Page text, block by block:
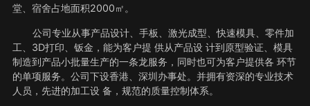
堂、宿舍占地面积2000㎡。
公司专业从事产品设计、手板、激光成型、快速模具、零件加
工、3D打印、钣金，能为客户提 供从产品设 计到原型验证、模具
制造到产品小批量生产的一条龙服务，同时也可为客户提供各 环节
的单项服务。公司下设香港、深圳办事处。并拥有资深的专业技术
人员，先进的加工设 备，规范的质量控制体系。